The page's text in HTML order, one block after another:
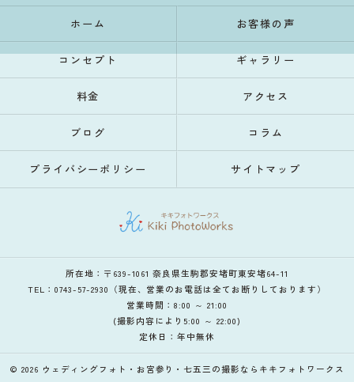
ホーム お客様の声
コンセプト ギャラリー
料金 アクセス
ブログ コラム
プライバシーポリシー サイトマップ
所在地：〒639-1061 奈良県生駒郡安堵町東安堵64-11
TEL：0743-57-2930（現在、営業のお電話は全てお断りしております）
営業時間：8:00 ～ 21:00
(撮影内容により5:00 ～ 22:00)
定休日：年中無休
© 2026 ウェディングフォト・お宮参り・七五三の撮影ならキキフォトワークス